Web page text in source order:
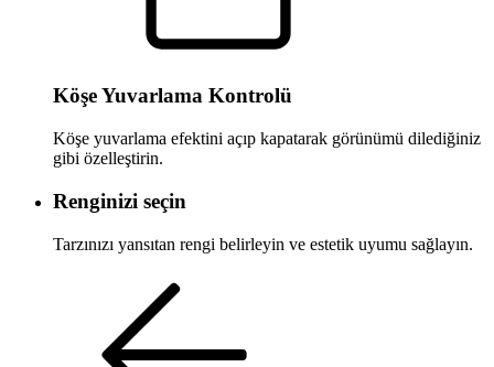
Köşe Yuvarlama Kontrolü
Köşe yuvarlama efektini açıp kapatarak görünümü dilediğiniz
gibi özelleştirin.
Renginizi seçin
Tarzınızı yansıtan rengi belirleyin ve estetik uyumu sağlayın.